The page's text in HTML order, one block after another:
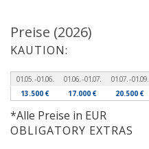
Preise (2026)
KAUTION:
01.05. - 01.06. 01.06. - 01.07. 01.07. - 01.09.
13.500 €
17.000 € 20.500 €
*Alle Preise in EUR
OBLIGATORY EXTRAS